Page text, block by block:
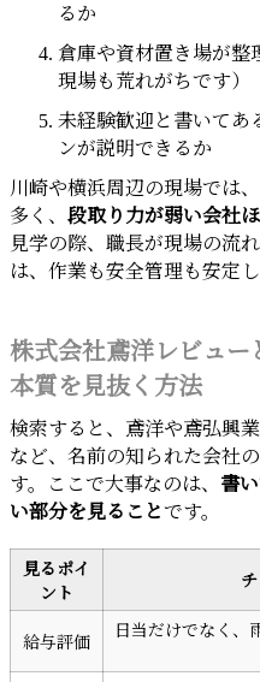
るか
倉庫や資材置き場が整
現場も荒れがちです）
未経験歓迎と書いてあ
ンが説明できるか
川崎や横浜周辺の現場では
多く、 段取り力が弱い会社
見学の際、職長が現場の流
は、作業も安全管理も安定
株式会社鳶洋レビュー
本質を見抜く方法
検索すると、鳶洋や鳶弘興
など、名前の知られた会社
す。ここで大事なのは、 書
い部分を見ることです。
見るポイ
ント
給与評価
日当だけでなく、